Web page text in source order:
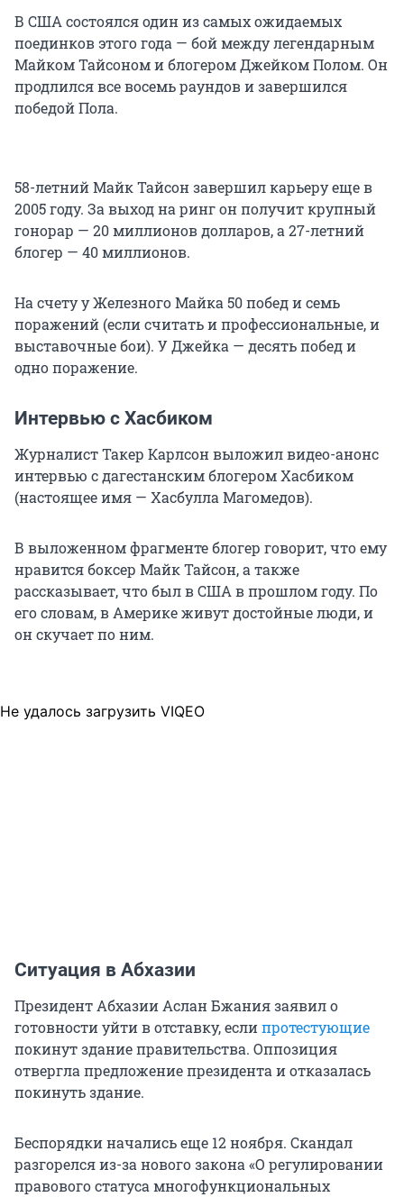
В США состоялся один из самых ожидаемых
поединков этого года — бой между легендарным
Майком Тайсоном и блогером Джейком Полом. Он
продлился все восемь раундов и завершился
победой Пола.
58-летний Майк Тайсон завершил карьеру еще в
2005 году. За выход на ринг он получит крупный
гонорар — 20 миллионов долларов, а 27-летний
блогер — 40 миллионов.
На счету у Железного Майка 50 побед и семь
поражений (если считать и профессиональные, и
выставочные бои). У Джейка — десять побед и
одно поражение.
Интервью с Хасбиком
Журналист Такер Карлсон выложил видео-анонс
интервью с дагестанским блогером Хасбиком
(настоящее имя — Хасбулла Магомедов).
В выложенном фрагменте блогер говорит, что ему
нравится боксер Майк Тайсон, а также
рассказывает, что был в США в прошлом году. По
его словам, в Америке живут достойные люди, и
он скучает по ним.
Не удалось загрузить VIQEO
Ситуация в Абхазии
Президент Абхазии Аслан Бжания заявил о
готовности уйти в отставку, еслипротестующие
покинут здание правительства. Оппозиция
отвергла предложение президента и отказалась
покинуть здание.
Беспорядки начались еще 12 ноября. Скандал
разгорелся из-за нового закона «О регулировании
правового статуса многофункциональных